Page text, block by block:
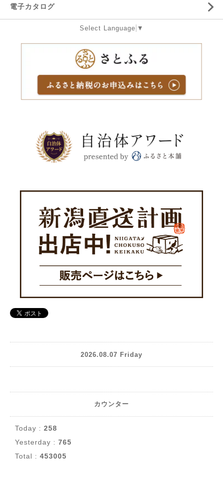
電子カタログ
Select Language ▼
2026.08.07 Friday
カウンター
Today : 258
Yesterday : 765
Total : 453005